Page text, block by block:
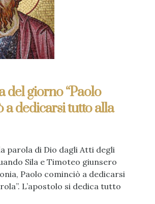
del giorno “Paolo
a dedicarsi tutto alla
parola di Dio dagli Atti degli
Sila e Timoteo giunsero
Paolo cominciò a dedicarsi
L’apostolo si dedica tutto